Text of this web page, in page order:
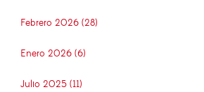
Febrero 2026 (28)
Enero 2026 (6)
Julio 2025 (11)